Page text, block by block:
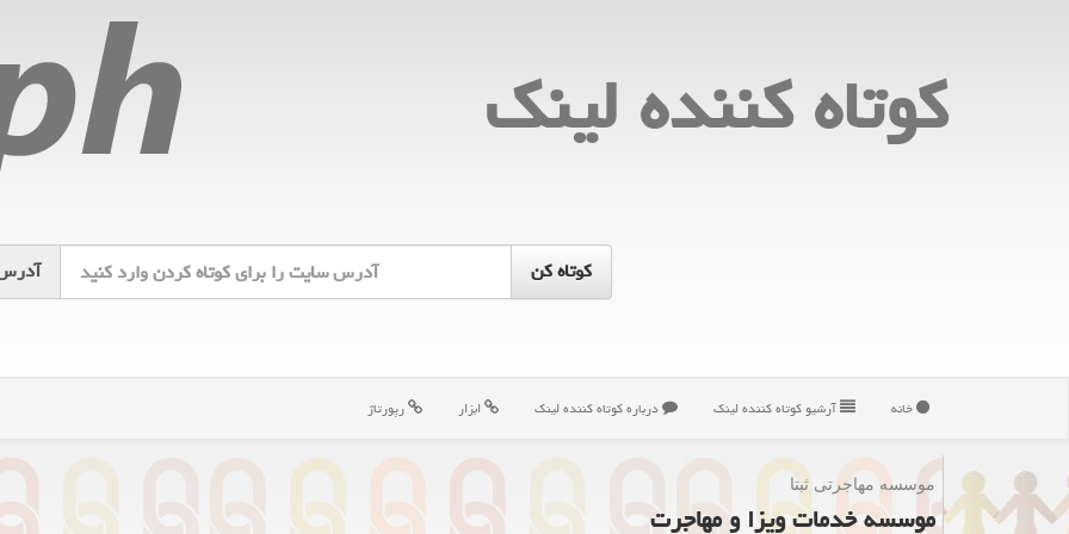
كوتاه كننده لینك
خانه آرشیو كوتاه كننده لینك درباره كوتاه كننده لینك ابزار رپورتاژ
موسسه مهاجرتی ثبتا
موسسه خدمات ویزا و مهاجرت